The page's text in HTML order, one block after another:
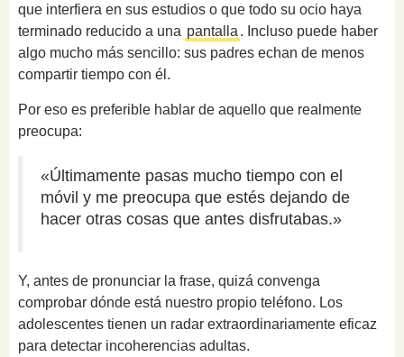
que interfiera en sus estudios o que todo su ocio haya
terminado reducido a una pantalla . Incluso puede haber
algo mucho más sencillo: sus padres echan de menos
compartir tiempo con él.
Por eso es preferible hablar de aquello que realmente
preocupa:
«Últimamente pasas mucho tiempo con el
móvil y me preocupa que estés dejando de
hacer otras cosas que antes disfrutabas.»
Y, antes de pronunciar la frase, quizá convenga
comprobar dónde está nuestro propio teléfono. Los
adolescentes tienen un radar extraordinariamente eficaz
para detectar incoherencias adultas.